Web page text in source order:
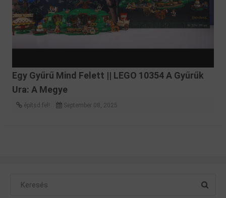
Egy Gyűrű Mind Felett || LEGO 10354 A Gyűrűk
Ura: A Megye
építsd fel! September 08, 2025